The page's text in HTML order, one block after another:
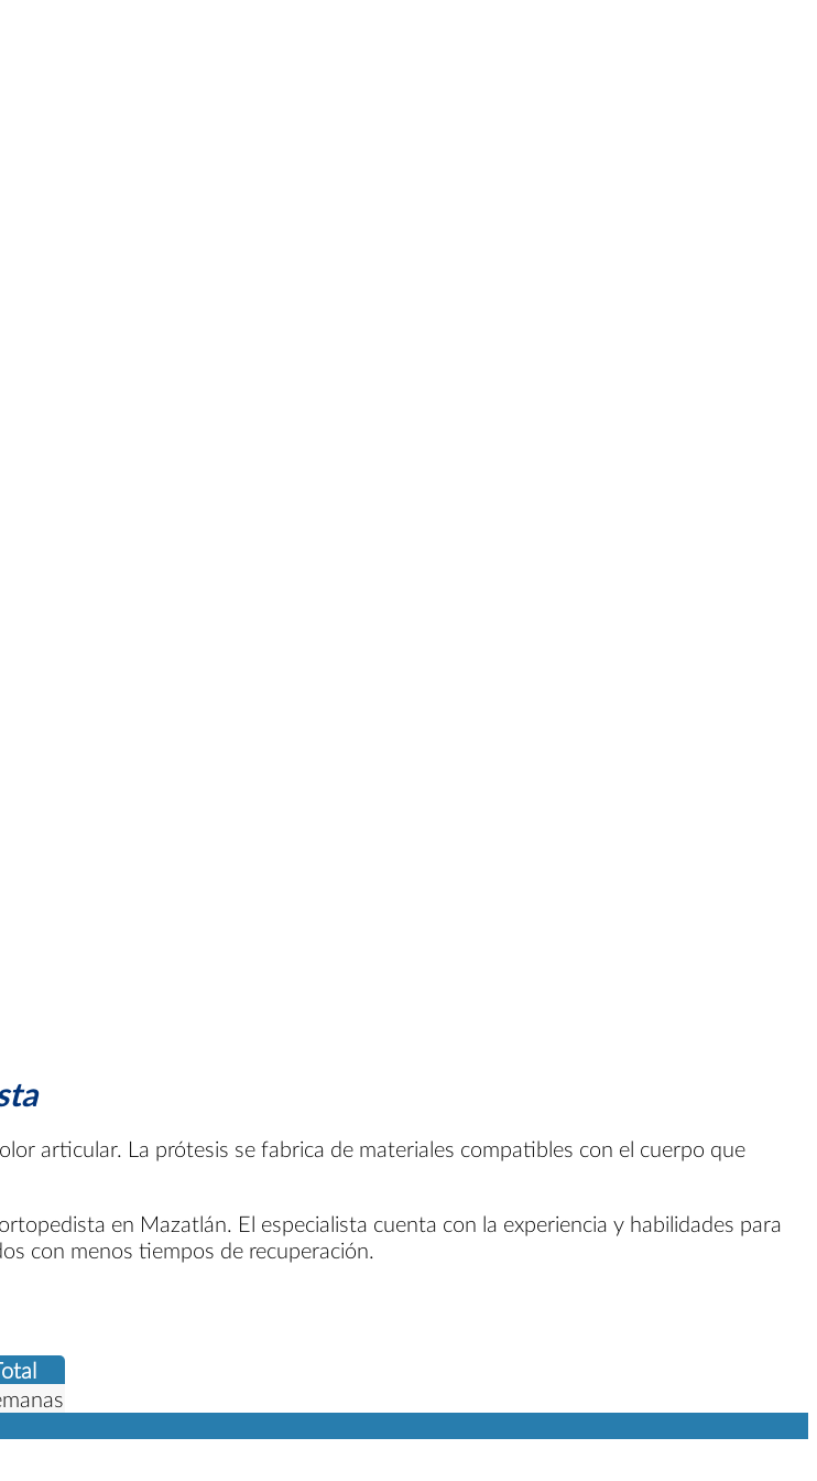
articular. La prótesis se fabrica de materiales compatibles con el cuerpo que
en Mazatlán. El especialista cuenta con la experiencia y habilidades para
con menos tiempos de recuperación.